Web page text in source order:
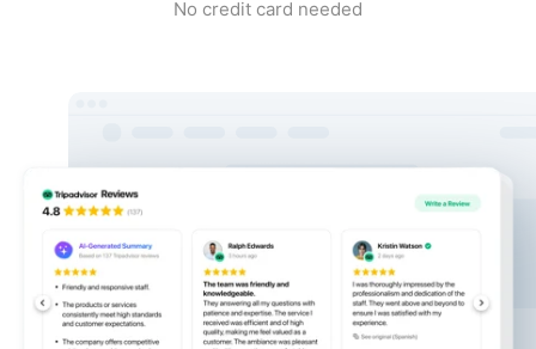
No credit card needed